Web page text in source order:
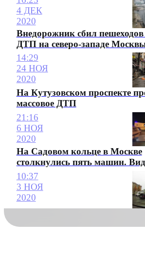
4 ДЕК
2020
Внедорожник сбил пешеходов
ДТП на северо-западе
14:29
24 НОЯ
2020
На Кутузовском проспекте
массовое ДТП
21:16
6 НОЯ
2020
На Садовом кольце в Москве
столкнулись пять машин.
10:37
3 НОЯ
2020